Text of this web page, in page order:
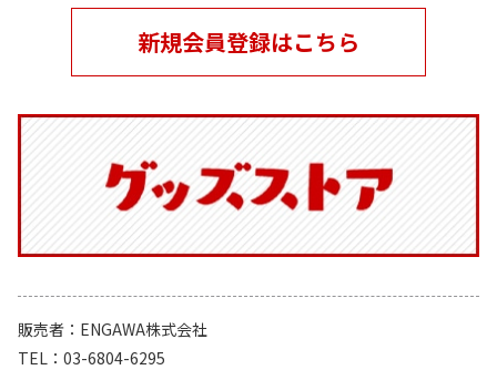
新規会員登録はこちら
販売者
ENGAWA株式会社
TEL
03-6804-6295